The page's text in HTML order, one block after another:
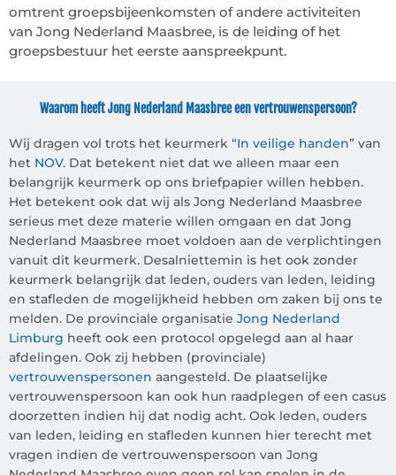
omtrent groepsbijeenkomsten of andere activiteiten
van Jong Nederland Maasbree, is de leiding of het
groepsbestuur het eerste aanspreekpunt.
Waarom heeft Jong Nederland Maasbree een vertrouwenspersoon?
Wij dragen vol trots het keurmerk “In veilige handen” van
het NOV. Dat betekent niet dat we alleen maar een
belangrijk keurmerk op ons briefpapier willen hebben.
Het betekent ook dat wij als Jong Nederland Maasbree
serieus met deze materie willen omgaan en dat Jong
Nederland Maasbree moet voldoen aan de verplichtingen
vanuit dit keurmerk. Desalniettemin is het ook zonder
keurmerk belangrijk dat leden, ouders van leden, leiding
en stafleden de mogelijkheid hebben om zaken bij ons te
melden. De provinciale organisatie Jong Nederland
Limburg heeft ook een protocol opgelegd aan al haar
afdelingen. Ook zij hebben (provinciale)
vertrouwenspersonen aangesteld. De plaatselijke
vertrouwenspersoon kan ook hun raadplegen of een casus
doorzetten indien hij dat nodig acht. Ook leden, ouders
van leden, leiding en stafleden kunnen hier terecht met
vragen indien de vertrouwenspersoon van Jong